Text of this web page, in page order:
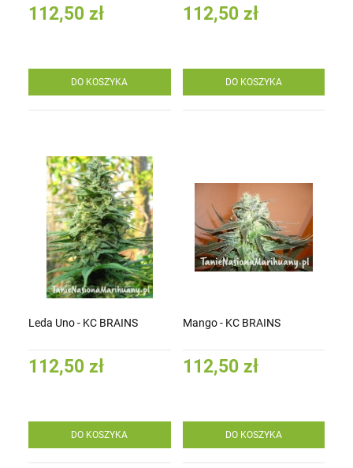
112,50 zł
DO KOSZYKA
112,50 zł
DO KOSZYKA
Leda Uno - KC BRAINS
112,50 zł
DO KOSZYKA
Mango - KC BRAINS
112,50 zł
DO KOSZYKA